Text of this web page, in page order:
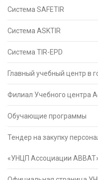
Система SAFETIR
Система ASKTIR
Система TIR-EPD
Главный учебный центр в
Филиал Учебного центра
Обучающие программы
Тендер на закупку
«УНЦП Ассоциации